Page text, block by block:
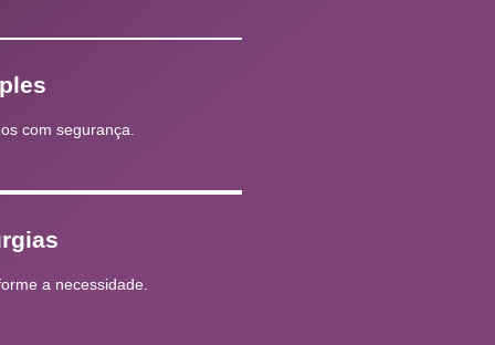
com segurança.
a necessidade.